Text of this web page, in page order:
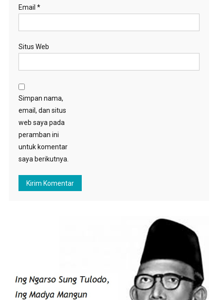
Email *
Situs Web
Simpan nama,
email, dan situs
web saya pada
peramban ini
untuk komentar
saya berikutnya.